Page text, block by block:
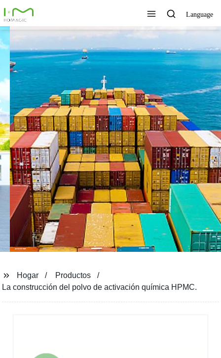
Language
TECNOLOGÍA ÚNICA,
EXCELENTE CALIDAD,
SERVICIO RÁPIDO
Ver todos los productos
Hogar
Productos
La construcción del polvo de activación química HPMC.